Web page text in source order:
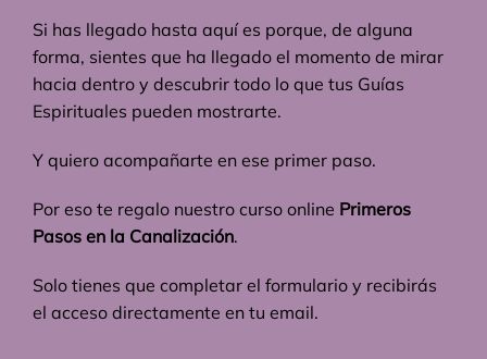
Si has llegado hasta aquí es porque, de alguna
forma, sientes que ha llegado el momento de mirar
hacia dentro y descubrir todo lo que tus Guías
Espirituales pueden mostrarte.
Y quiero acompañarte en ese primer paso.
Por eso te regalo nuestro curso online Primeros
Pasos en la Canalización.
Solo tienes que completar el formulario y recibirás
el acceso directamente en tu email.